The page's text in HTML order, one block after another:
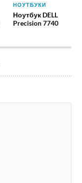
НОУТБУКИ
Ноутбук DELL
Precision 7740